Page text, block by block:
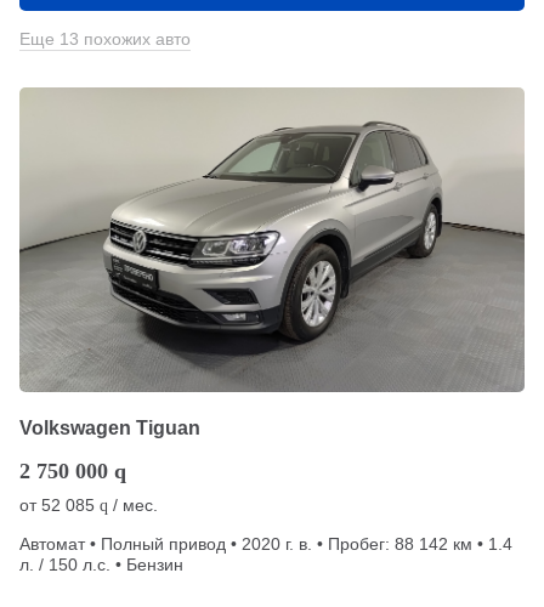
Еще 13 похожих авто
Volkswagen Tiguan
2 750 000 q
от52 085 q / мес.
Автомат • Полный привод • 2020 г. в. • Пробег: 88 142 км • 1.4
л. / 150 л.с. • Бензин